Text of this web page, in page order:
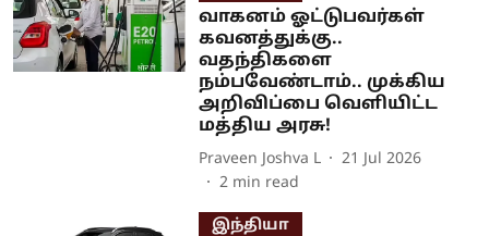
வாகனம் ஓட்டுபவர்கள்
கவனத்துக்கு..
வதந்திகளை
நம்பவேண்டாம்.. முக்கிய
அறிவிப்பை வெளியிட்ட
மத்திய அரசு!
Praveen Joshva L
21 Jul 2026
2 min read
இந்தியா